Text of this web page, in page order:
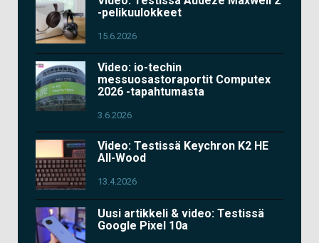
-pelikuulokkeet
15.6.2026
Video: io-techin
messuosastoraportit Computex
2026 -tapahtumasta
3.6.2026
Video: Testissä Keychron K2 HE
All-Wood
13.4.2026
Uusi artikkeli & video: Testissä
Google Pixel 10a